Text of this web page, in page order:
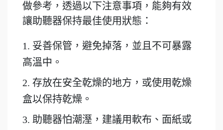
做參考，透過以下注意事項，能夠有效
讓助聽器保持最佳使用狀態：
1. 妥善保管，避免掉落，並且不可暴露
高溫中。
2. 存放在安全乾燥的地方，或使用乾燥
盒以保持乾燥。
3. 助聽器怕潮溼，建議用軟布、面紙或